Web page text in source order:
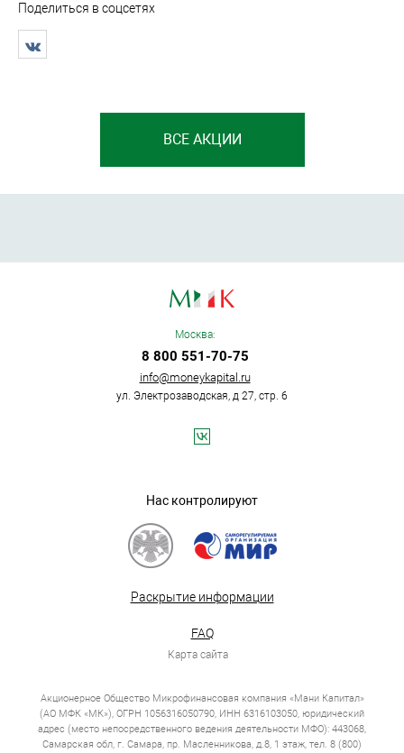
Поделиться в соцсетях
ВСЕ АКЦИИ
Москва:
8 800 551-70-75
info@moneykapital.ru
ул. Электрозаводская, д 27, стр. 6
Нас контролируют
Раскрытие информации
FAQ
Карта сайта
Акционерное Общество Микрофинансовая компания «Мани Капитал»
(АО МФК «МК»), ОГРН 1056316050790, ИНН 6316103050, юридический
адрес (место непосредственного ведения деятельности МФО): 443068,
Самарская обл, г. Самара, пр. Масленникова, д.8, 1 этаж, тел. 8 (800)